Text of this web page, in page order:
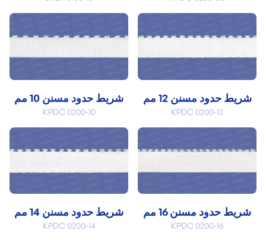
شريط حدود مسنن 10 مم
KPDC 0200-10
شريط حدود مسنن 12 مم
KPDC 0200-12
شريط حدود مسنن 14 مم
KPDC 0200-14
شريط حدود مسنن 16 مم
KPDC 0200-16